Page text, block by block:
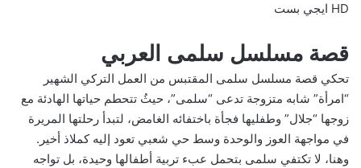
HD ايجي بست
قصة مسلسل سلمى العربي
تحكي قصة مسلسل سلمى المقتبس من العمل التركي الشهير
“امرأة” شابه متزوجة تدعى “سلمى”، حيثُ تتحطم حياتها الهادئة مع
زوجها “جلال” وطفليها فجأة باختفائه الغامض، لتبدأ رحلتها المريرة
في مواجهة العوز والوحدة وسط حي شعبي تعود إليه كملاذ أخير.
وهنا، لا تكتفي سلمى بتحمل عبء تربية أطفالها وحيدة، بل تواجه